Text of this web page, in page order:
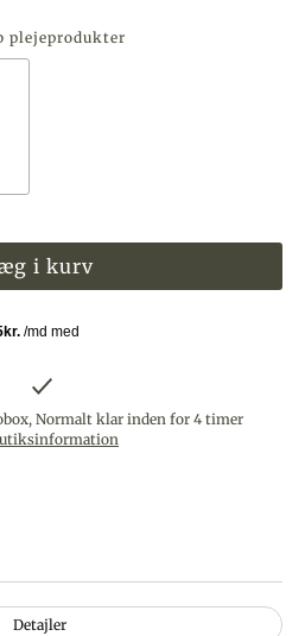
plejeprodukter
Normalt klar inden for 4 timer
Detajler